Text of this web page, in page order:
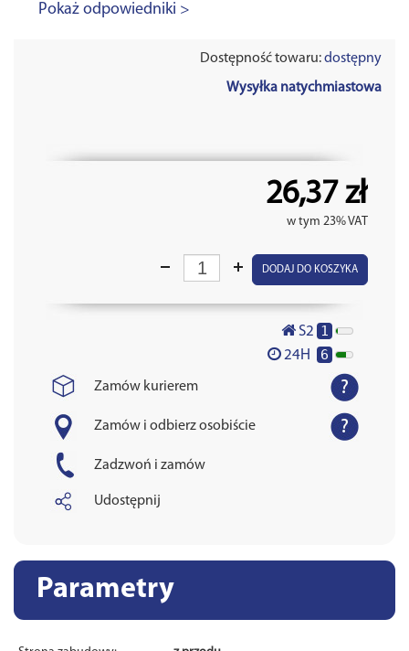
Pokaż odpowiedniki >
Dostępność towaru:dostępny
Wysyłka natychmiastowa
26,37 zł
w tym 23% VAT
DODAJ DO KOSZYKA
S2 1
24H 6
Zamów kurierem
Zamów i odbierz osobiście
Zadzwoń i zamów
Udostępnij
Parametry